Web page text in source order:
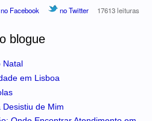
Facebook no Twitter 17613 leituras
blogue
Natal
em Lisboa
de Mim